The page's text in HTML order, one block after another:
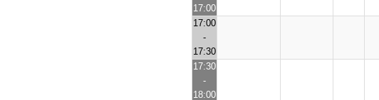
17:00
17:00
-
17:30
17:30
-
18:00